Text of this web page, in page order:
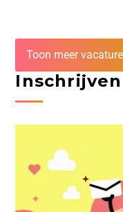
Toon meer